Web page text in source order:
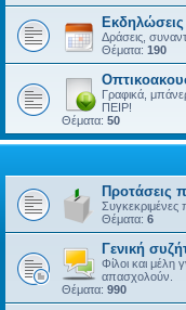
Εκδηλώσεις
Δράσεις,
Θέματα: 190
Γραφικά,
ΠΕΙΡ!
Θέματα: 50
Προτάσεις
Συγκεκριμένες
Θέματα: 6
Γενική
Φίλοι και μέλη
απασχολούν.
Θέματα: 990